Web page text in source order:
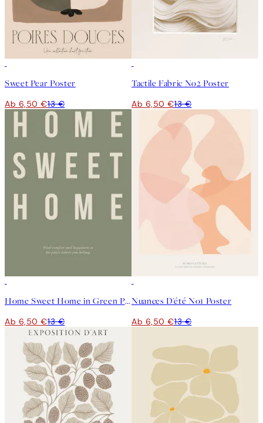
Sweet Pear Poster
Ab 6,50 €13 €
Tactile Fabric No2 Poster
Ab 6,50 €13 €
Home Sweet Home in Green Poster
Ab 6,50 €13 €
Nuances D'été No1 Poster
Ab 6,50 €13 €